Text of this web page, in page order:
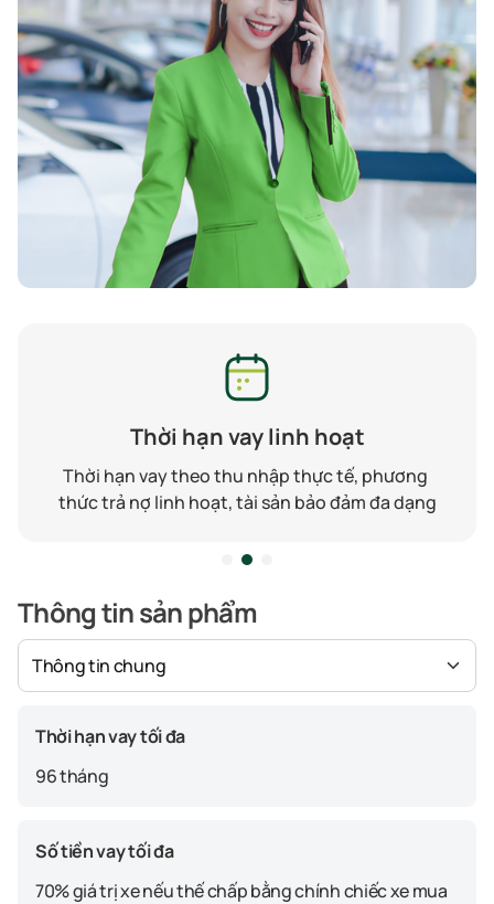
Thời hạn vay linh hoạt
Thời hạn vay theo thu nhập thực tế, phương
thức trả nợ linh hoạt, tài sản bảo đảm đa dạng
Thông tin sản phẩm
Thời hạn vay tối đa
96 tháng
Số tiền vay tối đa
70% giá trị xe nếu thế chấp bằng chính chiếc xe mua